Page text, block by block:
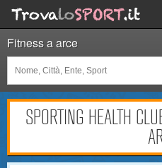
Fitness a arce
SPORTING HEALTH